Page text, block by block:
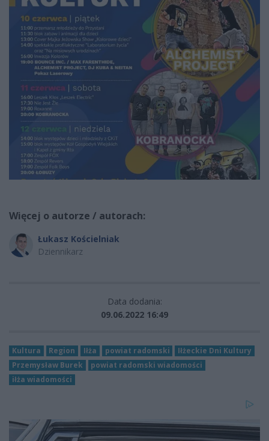
Więcej o autorze / autorach:
Łukasz Kościelniak
Dziennikarz
Data dodania:
09.06.2022 16:49
Kultura Region Iłża powiat radomski
Iłżeckie Dni Kultury
Przemysław Burek
powiat radomski wiadomości
iłża wiadomości